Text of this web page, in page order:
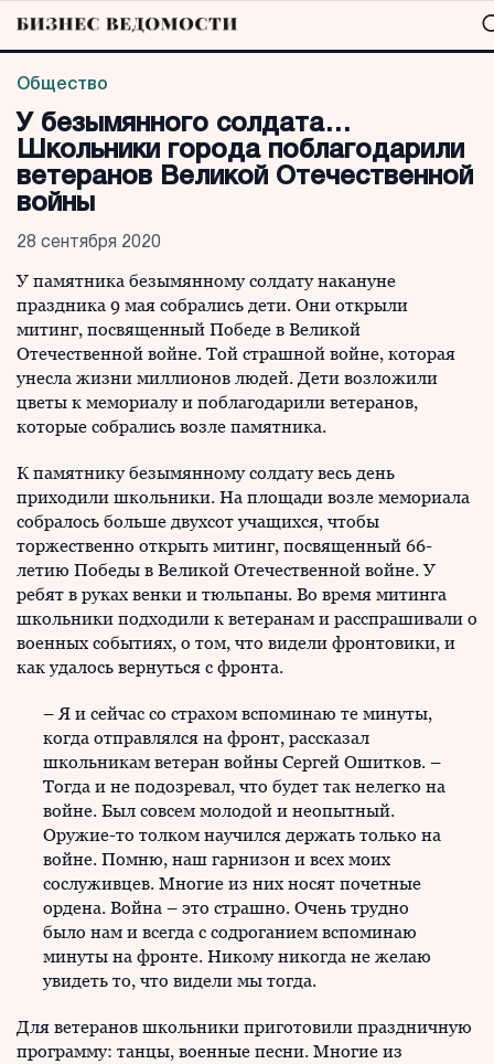
Общество
У безымянного солдата…
Школьники города поблагодарили
ветеранов Великой Отечественной
войны
28 сентября 2020
У памятника безымянному солдату накануне
праздника 9 мая собрались дети. Они открыли
митинг, посвященный Победе в Великой
Отечественной войне. Той страшной войне, которая
унесла жизни миллионов людей. Дети возложили
цветы к мемориалу и поблагодарили ветеранов,
которые собрались возле памятника.
К памятнику безымянному солдату весь день
приходили школьники. На площади возле мемориала
собралось больше двухсот учащихся, чтобы
торжественно открыть митинг, посвященный 66-
летию Победы в Великой Отечественной войне. У
ребят в руках венки и тюльпаны. Во время митинга
школьники подходили к ветеранам и расспрашивали о
военных событиях, о том, что видели фронтовики, и
как удалось вернуться с фронта.
– Я и сейчас со страхом вспоминаю те минуты,
когда отправлялся на фронт, рассказал
школьникам ветеран войны Сергей Ошитков. –
Тогда и не подозревал, что будет так нелегко на
войне. Был совсем молодой и неопытный.
Оружие-то толком научился держать только на
войне. Помню, наш гарнизон и всех моих
сослуживцев. Многие из них носят почетные
ордена. Война – это страшно. Очень трудно
было нам и всегда с содроганием вспоминаю
минуты на фронте. Никому никогда не желаю
увидеть то, что видели мы тогда.
Для ветеранов школьники приготовили праздничную
программу: танцы, военные песни. Многие из